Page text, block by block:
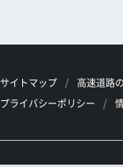
サイトマップ 高速道路
プライバシーポリシー